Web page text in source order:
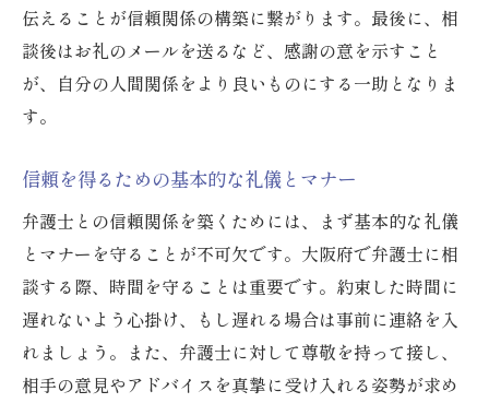
伝えることが信頼関係の構築に繋がります。最後に、相
談後はお礼のメールを送るなど、感謝の意を示すこと
が、自分の人間関係をより良いものにする一助となりま
す。
信頼を得るための基本的な礼儀とマナー
弁護士との信頼関係を築くためには、まず基本的な礼儀
とマナーを守ることが不可欠です。大阪府で弁護士に相
談する際、時間を守ることは重要です。約束した時間に
遅れないよう心掛け、もし遅れる場合は事前に連絡を入
れましょう。また、弁護士に対して尊敬を持って接し、
相手の意見やアドバイスを真摯に受け入れる姿勢が求め